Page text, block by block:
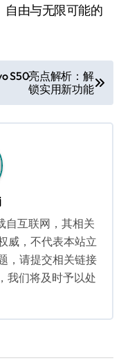
自由与无限可能的
S50亮点解析：解
锁实用新功能
自互联网，其相关
威，不代表本站立
，请提交相关链接
我们将及时予以处